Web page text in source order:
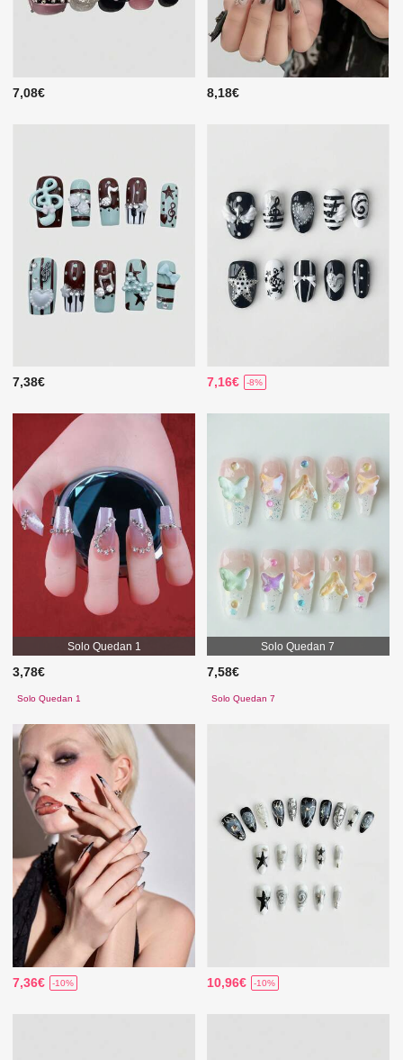
7,08€ 8,18€
7,38€ 7,16€ -8%
Solo Quedan 1
3,78€
Solo Quedan 1
Solo Quedan 7
7,58€
Solo Quedan 7
7,36€ -10% 10,96€ -10%